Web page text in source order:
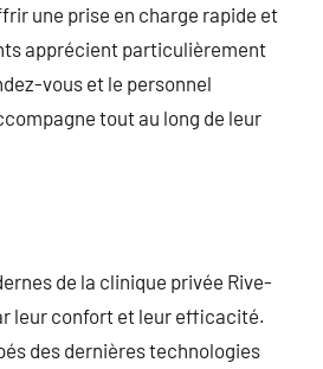
une prise en charge rapide et
apprécient particulièrement
vous et le personnel
tout au long de leur
de la clinique privée Rive-
leur confort et leur efficacité.
des dernières technologies